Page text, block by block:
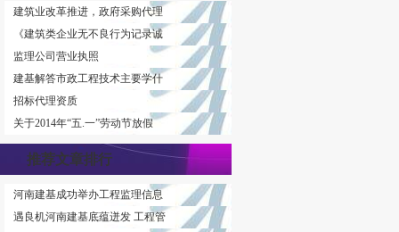
建筑业改革推进，政府采购代理
《建筑类企业无不良行为记录诚
监理公司营业执照
建基解答市政工程技术主要学什
招标代理资质
关于2014年“五.一”劳动节放假
推荐文章排行
河南建基成功举办工程监理信息
遇良机河南建基底蕴迸发 工程管